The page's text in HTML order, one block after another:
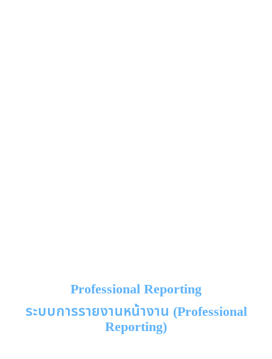
Professional Reporting
ระบบการรายงานหน้างาน (Professional
Reporting)